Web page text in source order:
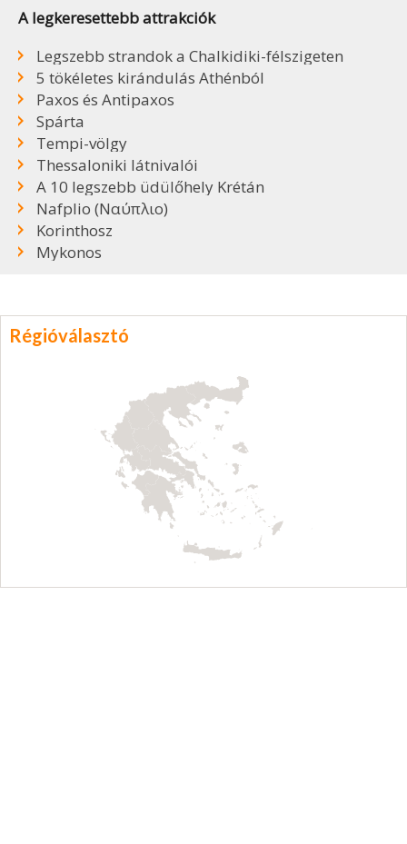
A legkeresettebb attrakciók
Legszebb strandok a Chalkidiki-félszigeten
5 tökéletes kirándulás Athénból
Paxos és Antipaxos
Spárta
Tempi-völgy
Thessaloniki látnivalói
A 10 legszebb üdülőhely Krétán
Nafplio (Ναύπλιο)
Korinthosz
Mykonos
Régióválasztó